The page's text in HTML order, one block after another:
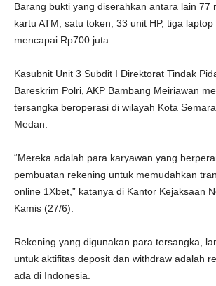
Barang bukti yang diserahkan antara lain 77
kartu ATM, satu token, 33 unit HP, tiga
mencapai Rp700 juta.
Kasubnit Unit 3 Subdit I Direktorat Tindak
Bareskrim Polri, AKP Bambang Meiriawan
tersangka beroperasi di wilayah Kota
Medan.
“Mereka adalah para karyawan yang
pembuatan rekening untuk memudahkan
online 1Xbet,” katanya di Kantor Kejaksaan
Kamis (27/6).
Rekening yang digunakan para tersangka,
untuk aktifitas deposit dan withdraw adalah
ada di Indonesia.